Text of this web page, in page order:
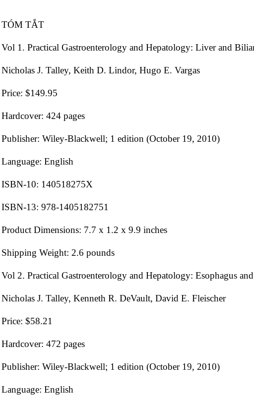
TÓM TẮT
Vol 1. Practical Gastroenterology and Hepatology: Liver and
Nicholas J. Talley, Keith D. Lindor, Hugo E. Vargas
Price: $149.95
Hardcover: 424 pages
Publisher: Wiley-Blackwell; 1 edition (October 19, 2010)
Language: English
ISBN-10: 140518275X
ISBN-13: 978-1405182751
Product Dimensions: 7.7 x 1.2 x 9.9 inches
Shipping Weight: 2.6 pounds
Vol 2. Practical Gastroenterology and Hepatology: Esophagus
Nicholas J. Talley, Kenneth R. DeVault, David E. Fleischer
Price: $58.21
Hardcover: 472 pages
Publisher: Wiley-Blackwell; 1 edition (October 19, 2010)
Language: English